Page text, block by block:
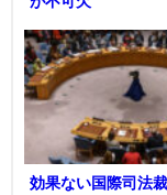
効果ない国際司法